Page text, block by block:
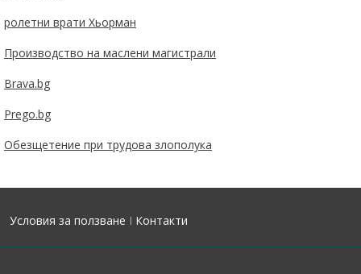
ролетни врати Хьорман
Производство на маслени магистрали
Brava.bg
Prego.bg
Обезщетение при трудова злополука
Условия за ползване I Контакти